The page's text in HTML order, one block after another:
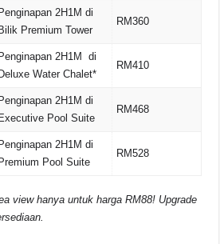
Penginapan 2H1M di
Bilik Premium Tower
RM360
Penginapan 2H1M di
Deluxe Water Chalet*
RM410
Penginapan 2H1M di
Executive Pool Suite
RM468
Penginapan 2H1M di
Premium Pool Suite
RM528
view hanya untuk harga RM88! Upgrade